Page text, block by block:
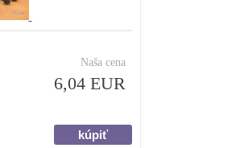
Naša cena
6,04 EUR